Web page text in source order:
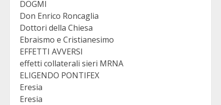
DOGMI
Don Enrico Roncaglia
Dottori della Chiesa
Ebraismo e Cristianesimo
EFFETTI AVVERSI
effetti collaterali sieri MRNA
ELIGENDO PONTIFEX
Eresia
Eresia